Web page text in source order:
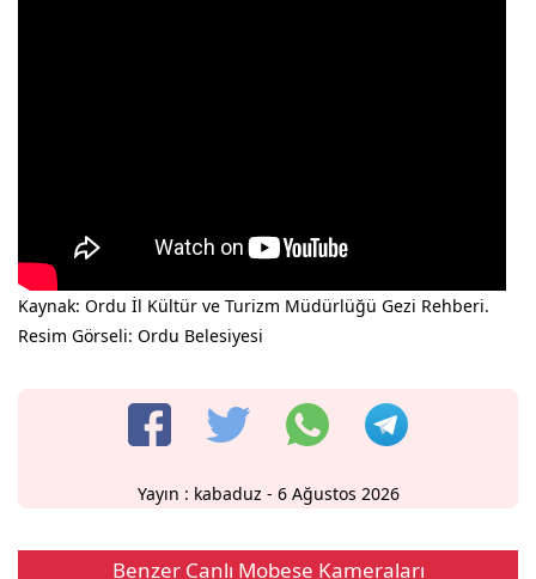
Kaynak: Ordu İl Kültür ve Turizm Müdürlüğü Gezi Rehberi.
Resim Görseli: Ordu Belesiyesi
Yayın : kabaduz - 6 Ağustos 2026
Benzer Canlı Mobese Kameraları